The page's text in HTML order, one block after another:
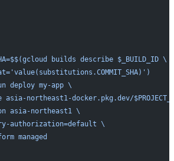
builds describe $_BUILD_ID \
deploy my-app \
asia-northeast1-docker.pkg.dev/
asia-northeast1 \
authorization=default \
managed